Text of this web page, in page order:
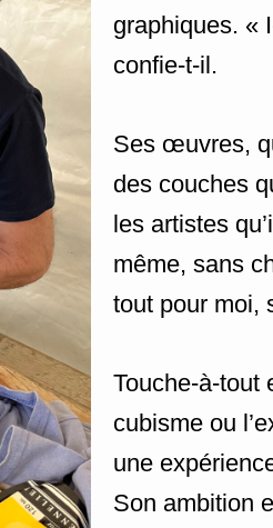
graphiques. «
confie-t-il.
Ses œuvres,
des couches
les artistes
même, sans
tout pour moi,
Touche-à-tout
cubisme ou
une
Son ambition